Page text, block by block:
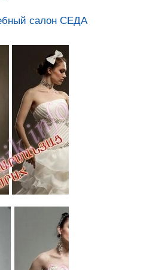
салон СЕДА